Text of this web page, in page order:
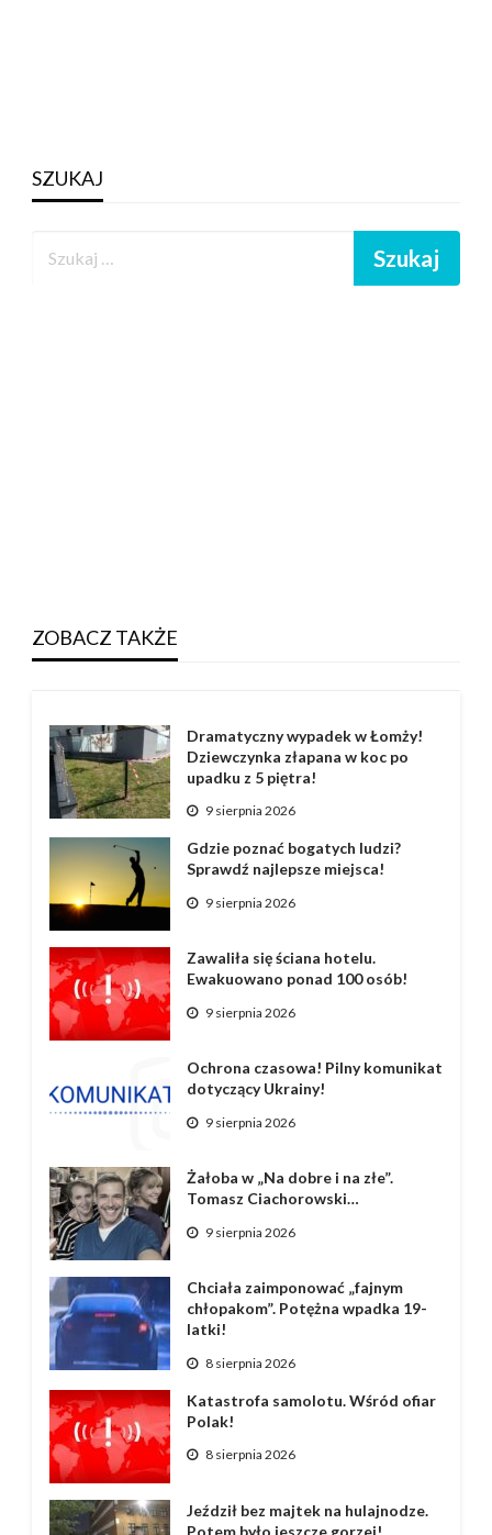
SZUKAJ
ZOBACZ TAKŻE
Dramatyczny wypadek w Łomży!
Dziewczynka złapana w koc po
upadku z 5 piętra!
9 sierpnia 2026
Gdzie poznać bogatych ludzi?
Sprawdź najlepsze miejsca!
9 sierpnia 2026
Zawaliła się ściana hotelu.
Ewakuowano ponad 100 osób!
9 sierpnia 2026
Ochrona czasowa! Pilny komunikat
dotyczący Ukrainy!
9 sierpnia 2026
Żałoba w „Na dobre i na złe”.
Tomasz Ciachorowski…
9 sierpnia 2026
Chciała zaimponować „fajnym
chłopakom”. Potężna wpadka 19-
latki!
8 sierpnia 2026
Katastrofa samolotu. Wśród ofiar
Polak!
8 sierpnia 2026
Jeździł bez majtek na hulajnodze.
Potem było jeszcze gorzej!